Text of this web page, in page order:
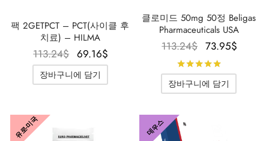
팩 2GETPCT – PCT(사이클 후
치료) – HILMA
113.24$ 원래 가격
은
113.24$였
69.16$
장바구니에 담기
클로미드 50mg 50정 Beligas
Pharmaceuticals USA
113.24$ 원래 가격
113.24$였
습니다.
73.95$
장바구니에 담기
유로-미국 데우스